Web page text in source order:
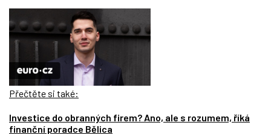
Přečtěte si také:
Investice do obranných firem? Ano, ale s rozumem, říká
finanční poradce Bělica